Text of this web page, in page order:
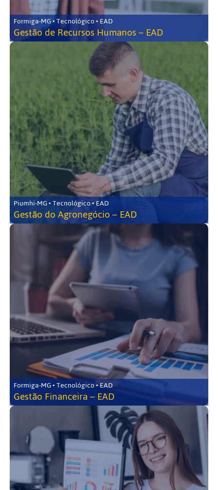
Formiga-MG • Tecnológico • EAD
Gestão de Recursos Humanos – EAD
Piumhi-MG • Tecnológico • EAD
Gestão do Agronegócio – EAD
Formiga-MG • Tecnológico • EAD
Gestão Financeira – EAD